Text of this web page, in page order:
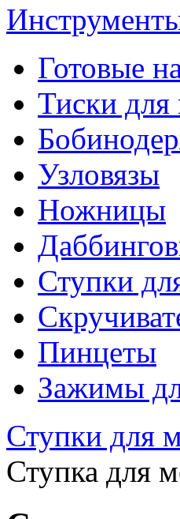
Готовые
Тиски для
Узловязы
Ножницы
Ступки
Пинцеты
Зажимы
Ступки для
Ступка для